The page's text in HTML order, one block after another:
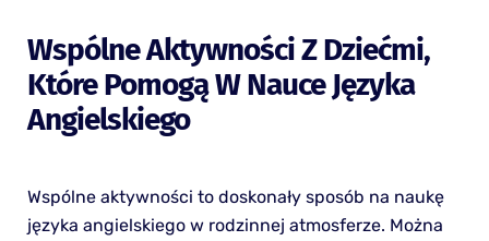
Wspólne Aktywności Z Dziećmi,
Które Pomogą W Nauce Języka
Angielskiego
Wspólne aktywności to doskonały sposób na naukę
języka angielskiego w rodzinnej atmosferze. Można